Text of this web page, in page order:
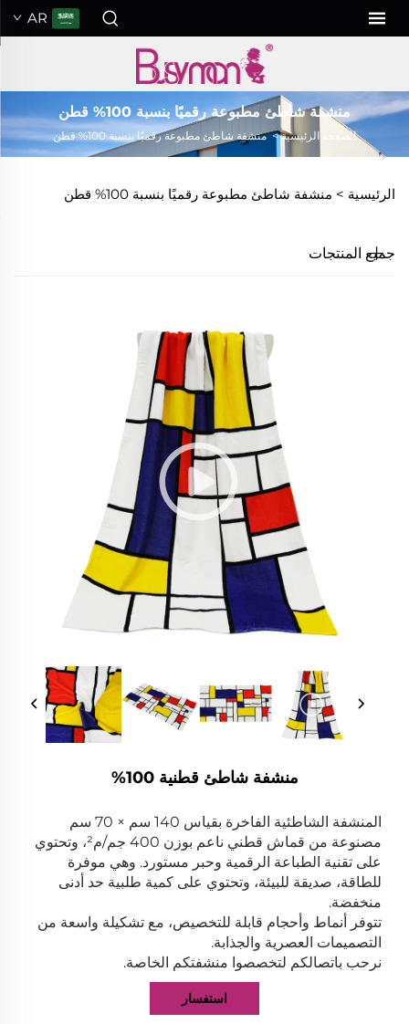
AR
منشفة شاطئ مطبوعة رقميًا بنسبة 100% قطن
الصفحة الرئيسية>منشفة شاطئ مطبوعة رقميًا بنسبة 100% قطن
الرئيسية > منشفة شاطئ مطبوعة رقميًا بنسبة 100% قطن
جميع المنتجات
منشفة شاطئ قطنية 100%
المنشفة الشاطئية الفاخرة بقياس 140 سم × 70 سم
مصنوعة من قماش قطني ناعم بوزن 400 جم/م²، وتحتوي
على تقنية الطباعة الرقمية وحبر مستورد. وهي موفرة
للطاقة، صديقة للبيئة، وتحتوي على كمية طلبية حد أدنى
منخفضة.
تتوفر أنماط وأحجام قابلة للتخصيص، مع تشكيلة واسعة من
التصميمات العصرية والجذابة.
نرحب باتصالكم لتخصصوا منشفتكم الخاصة.
استفسار